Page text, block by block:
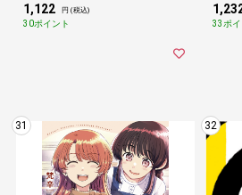
1,122 円 (税込)
30ポイント 33ポイ
31 32